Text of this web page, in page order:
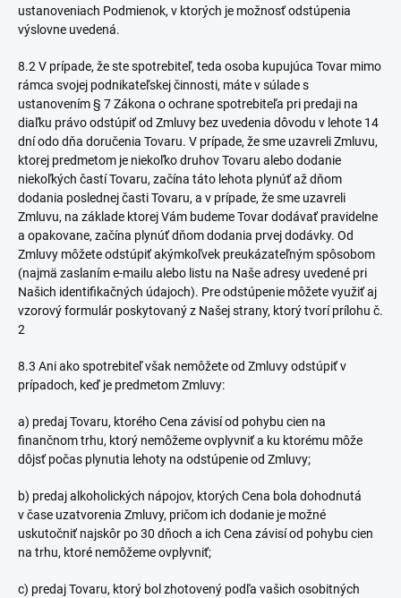
ustanoveniach Podmienok, v ktorých je možnosť odstúpenia
výslovne uvedená.
8.2 V prípade, že ste spotrebiteľ, teda osoba kupujúca Tovar mimo
rámca svojej podnikateľskej činnosti, máte v súlade s
ustanovením § 7 Zákona o ochrane spotrebiteľa pri predaji na
diaľku právo odstúpiť od Zmluvy bez uvedenia dôvodu v lehote 14
dní odo dňa doručenia Tovaru. V prípade, že sme uzavreli Zmluvu,
ktorej predmetom je niekoľko druhov Tovaru alebo dodanie
niekoľkých častí Tovaru, začína táto lehota plynúť až dňom
dodania poslednej časti Tovaru, a v prípade, že sme uzavreli
Zmluvu, na základe ktorej Vám budeme Tovar dodávať pravidelne
a opakovane, začína plynúť dňom dodania prvej dodávky. Od
Zmluvy môžete odstúpiť akýmkoľvek preukázateľným spôsobom
(najmä zaslaním e-mailu alebo listu na Naše adresy uvedené pri
Našich identifikačných údajoch). Pre odstúpenie môžete využiť aj
vzorový formulár poskytovaný z Našej strany, ktorý tvorí prílohu č.
2
8.3 Ani ako spotrebiteľ však nemôžete od Zmluvy odstúpiť v
prípadoch, keď je predmetom Zmluvy:
a) predaj Tovaru, ktorého Cena závisí od pohybu cien na
finančnom trhu, ktorý nemôžeme ovplyvniť a ku ktorému môže
dôjsť počas plynutia lehoty na odstúpenie od Zmluvy;
b) predaj alkoholických nápojov, ktorých Cena bola dohodnutá
v čase uzatvorenia Zmluvy, pričom ich dodanie je možné
uskutočniť najskôr po 30 dňoch a ich Cena závisí od pohybu cien
na trhu, ktoré nemôžeme ovplyvniť;
c) predaj Tovaru, ktorý bol zhotovený podľa vašich osobitných